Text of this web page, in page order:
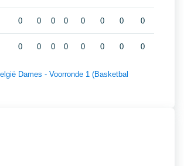
0 0 0 0 0 0 0 0
0 0 0 0 0 0 0 0
Dames - Voorronde 1 (Basketbal